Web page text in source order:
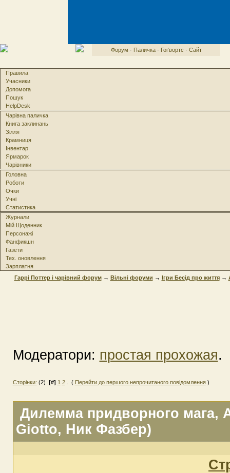
Форум · Паличка· Гоґвортс · Сайт
Правила
Учасники
Допомога
Пошук
HelpDesk
Чарівна паличка
Книга заклинань
Зілля
Крамниця
Інвентар
Ярмарок
Чарівники
Головна
Роботи
Очки
Учні
Статистика
Журнали
Мій Щоденник
Персонажі
Фанфикшн
Газети
Тех. оновлення
Зарплатня
Гаррі Поттер і чарівний форум→ Вільні форуми → Ігри Бесід про життя→
Модератори: простая прохожая.
Сторінки: (2) [#] 1 2. ( Перейти до першого непрочитаного повідомлення)
Дилемма придворного мага,
Giotto, Ник Фазбер)